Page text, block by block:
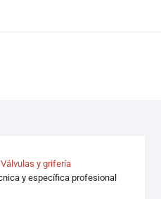
Válvulas y grifería
y específica profesional